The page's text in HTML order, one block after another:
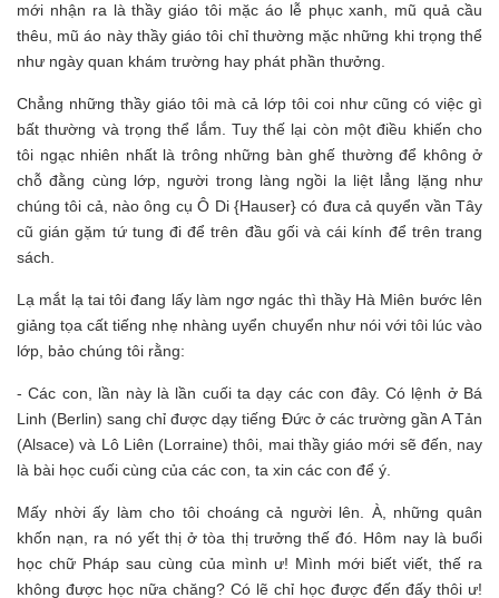
mới nhận ra là thầy giáo tôi mặc áo lễ phục xanh, mũ quả cầu
thêu, mũ áo này thầy giáo tôi chỉ thường mặc những khi trọng thể
như ngày quan khám trường hay phát phần thưởng.
Chẳng những thầy giáo tôi mà cả lớp tôi coi như cũng có việc gì
bất thường và trọng thể lắm. Tuy thế lại còn một điều khiến cho
tôi ngạc nhiên nhất là trông những bàn ghế thường để không ở
chỗ đằng cùng lớp, người trong làng ngồi la liệt lẳng lặng như
chúng tôi cả, nào ông cụ Ô Di {Hauser} có đưa cả quyển vần Tây
cũ gián gặm tứ tung đi để trên đầu gối và cái kính để trên trang
sách.
Lạ mắt lạ tai tôi đang lấy làm ngơ ngác thì thầy Hà Miên bước lên
giảng tọa cất tiếng nhẹ nhàng uyển chuyển như nói với tôi lúc vào
lớp, bảo chúng tôi rằng:
- Các con, lần này là lần cuối ta dạy các con đây. Có lệnh ở Bá
Linh (Berlin) sang chỉ được dạy tiếng Đức ở các trường gần A Tản
(Alsace) và Lô Liên (Lorraine) thôi, mai thầy giáo mới sẽ đến, nay
là bài học cuối cùng của các con, ta xin các con để ý.
Mấy nhời ấy làm cho tôi choáng cả người lên. À, những quân
khốn nạn, ra nó yết thị ở tòa thị trưởng thế đó. Hôm nay là buổi
học chữ Pháp sau cùng của mình ư! Mình mới biết viết, thế ra
không được học nữa chăng? Có lẽ chỉ học được đến đấy thôi ư!